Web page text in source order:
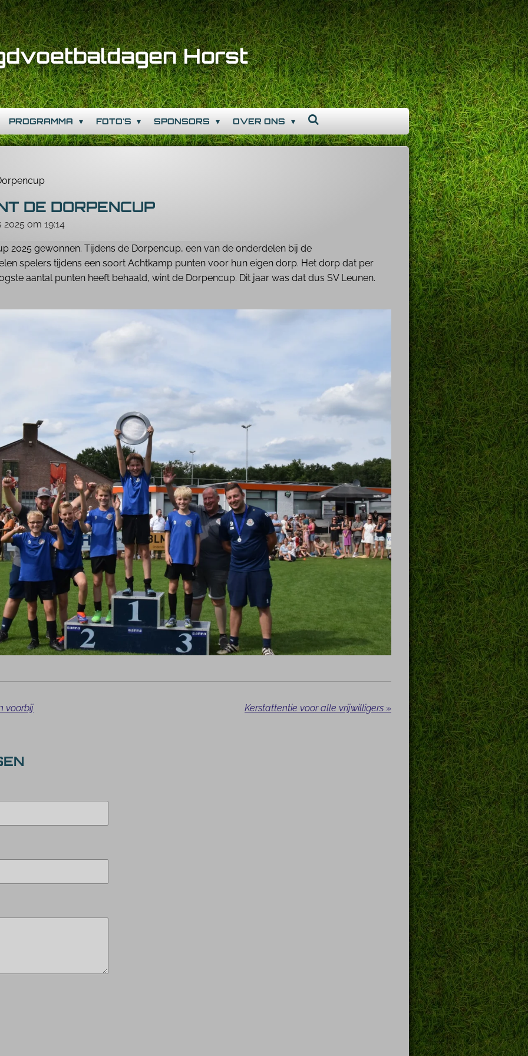
Horst
PROGRAMMA FOTO'S SPONSORS OVER ONS
DE DORPENCUP
om 19:14
2025 gewonnen. Tijdens de Dorpencup, een van de onderdelen bij de
spelers tijdens een soort Achtkamp punten voor hun eigen dorp. Het dorp dat per
aantal punten heeft behaald, wint de Dorpencup. Dit jaar was dat dus SV Leunen.
voorbij Kerstattentie voor alle vrijwilligers »